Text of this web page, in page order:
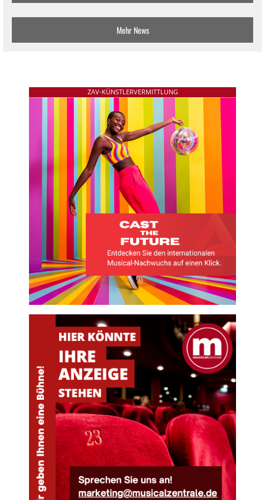
Mehr News
ZAV-KÜNSTLERVERMITTLUNG